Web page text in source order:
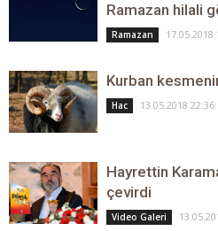
Ramazan hilali
Ramazan 17.05.2018
Kurban
Hac 13.05.2018
Hayrettin
çevirdi
Video Galeri